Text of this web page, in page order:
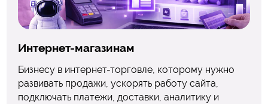
Интернет-магазинам
Бизнесу в интернет-торговле, которому нужно
развивать продажи, ускорять работу сайта,
подключать платежи, доставки, аналитику и